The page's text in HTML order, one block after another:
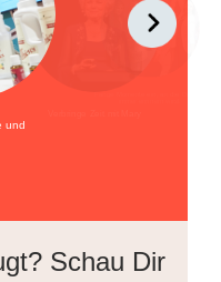
und
Schau Dir